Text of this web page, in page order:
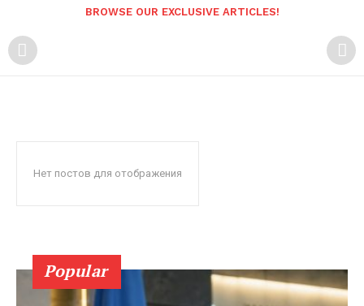
BROWSE OUR EXCLUSIVE ARTICLES!
Нет постов для отображения
Popular